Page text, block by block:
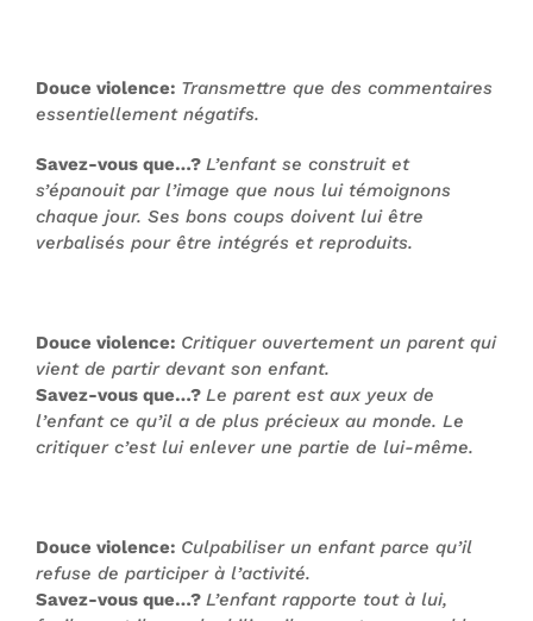
Douce violence: Transmettre que des commentaires
essentiellement négatifs.
Savez-vous que…? L’enfant se construit et
s’épanouit par l’image que nous lui témoignons
chaque jour. Ses bons coups doivent lui être
verbalisés pour être intégrés et reproduits.
Douce violence: Critiquer ouvertement un parent qui
vient de partir devant son enfant.
Savez-vous que…? Le parent est aux yeux de
l’enfant ce qu’il a de plus précieux au monde. Le
critiquer c’est lui enlever une partie de lui-même.
Douce violence: Culpabiliser un enfant parce qu’il
refuse de participer à l’activité.
Savez-vous que…? L’enfant rapporte tout à lui,